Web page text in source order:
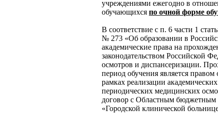
учреждениями ежегодно в
обучающихся по очной форме
В соответствие с п. 6 части 1
№ 273 «Об образовании в
академические права на
законодательством Российской
осмотров и диспансеризации.
период обучения является
рамках реализации
периодических медицинских
договор с Областным бюджетным
«Городской клинической